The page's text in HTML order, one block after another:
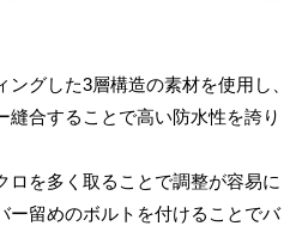
グした3層構造の素材を使用し、
縫合することで高い防水性を誇り
ロを多く取ることで調整が容易に
ー留めのボルトを付けることでバ